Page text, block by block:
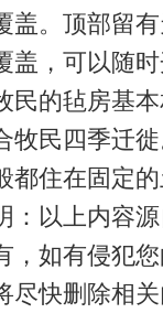
盖。顶部留
盖，可以随
民的毡房基
牧民四季迁
都住在固定的
以上内容源
，如有侵犯
尽快删除相关